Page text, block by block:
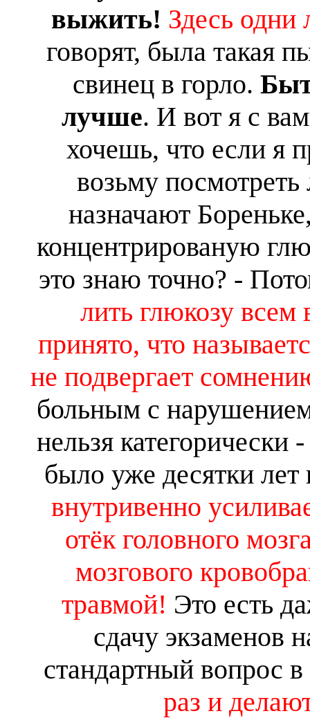
выжить! Здесь
говорят, была такая
свинец в горло.
лучше. И вот я с
хочешь, что если я
возьму посмотреть
назначают
концентрированую
это знаю точно? -
лить глюкозу
принято, что
не подвергает
больным с
нельзя
было уже десятки лет
внутривенно
отёк головного
мозгового
травмой! Это есть
сдачу экзаменов
стандартный вопрос
раз и